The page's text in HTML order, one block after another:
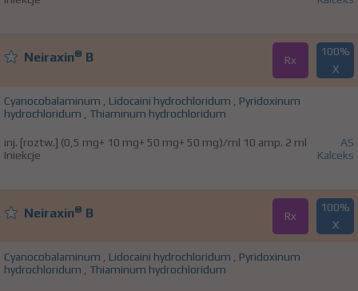
Neiraxin® B Rx
100%
X
Cyanocobalaminum , Lidocaini hydrochloridum , Pyridoxinum
hydrochloridum , Thiaminum hydrochloridum
inj. [roztw.] (0,5 mg+ 10 mg+ 50 mg+ 50 mg)/ml 10 amp. 2 ml
Iniekcje
AS
Kalceks
Neiraxin® B Rx
100%
X
Cyanocobalaminum , Lidocaini hydrochloridum , Pyridoxinum
hydrochloridum , Thiaminum hydrochloridum